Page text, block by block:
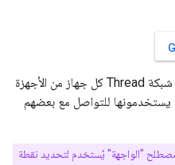
لنلقِ نظرة على الطريقة التي تحدد بها شبكة Thread كل جهاز من الأجهزة
يستخدمونها للتواصل مع بعضهم
"الواجهة" يُستخدم لتحديد نقطة